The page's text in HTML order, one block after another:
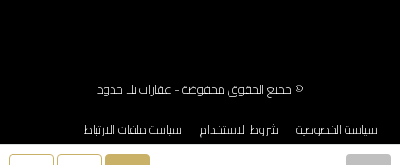
© جميع الحقوق محفوضة - عقارات بلا حدود
سياسة الخصوصية
شروط الاستخدام
سياسة ملفات الارتباط
الإشعارات القانونية